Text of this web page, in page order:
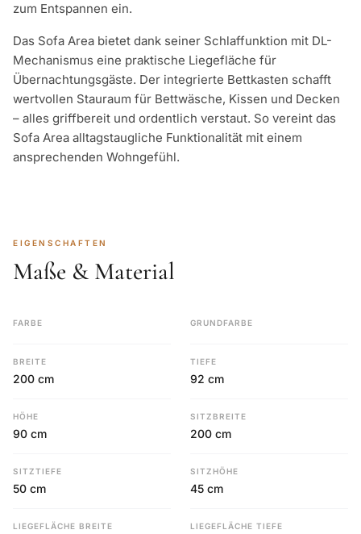
zum Entspannen ein.
Das Sofa Area bietet dank seiner Schlaffunktion mit DL-
Mechanismus eine praktische Liegefläche für
Übernachtungsgäste. Der integrierte Bettkasten schafft
wertvollen Stauraum für Bettwäsche, Kissen und Decken
– alles griffbereit und ordentlich verstaut. So vereint das
Sofa Area alltagstaugliche Funktionalität mit einem
ansprechenden Wohngefühl.
EIGENSCHAFTEN
Maße & Material
FARBE GRUNDFARBE
BREITE
200 cm
TIEFE
92 cm
HÖHE
90 cm
SITZBREITE
200 cm
SITZTIEFE
50 cm
SITZHÖHE
45 cm
LIEGEFLÄCHE BREITE LIEGEFLÄCHE TIEFE